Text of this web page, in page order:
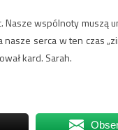
wspólnoty muszą
serca w ten czas
kard. Sarah.